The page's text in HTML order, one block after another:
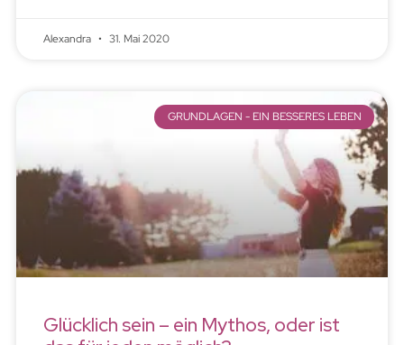
Alexandra 31. Mai 2020
GRUNDLAGEN - EIN BESSERES LEBEN
Glücklich sein – ein Mythos, oder ist